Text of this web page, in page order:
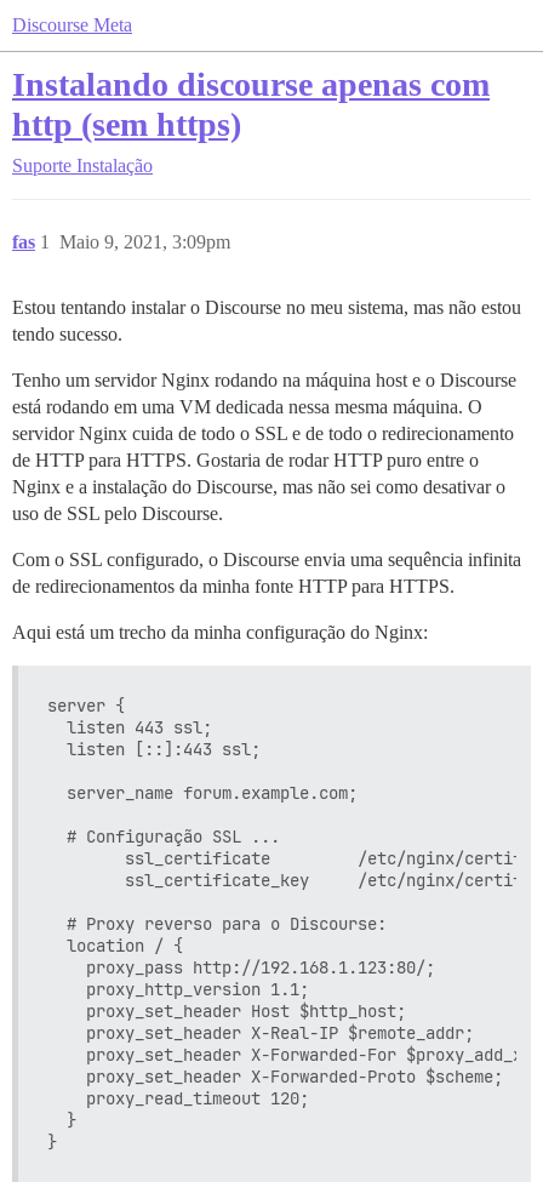
Discourse Meta
Instalando discourse apenas com
http (sem https)
Suporte Instalação
fas Maio 9, 2021, 3:09pm
1
Estou tentando instalar o Discourse no meu sistema, mas não estou
tendo sucesso.
Tenho um servidor Nginx rodando na máquina host e o Discourse
está rodando em uma VM dedicada nessa mesma máquina. O
servidor Nginx cuida de todo o SSL e de todo o redirecionamento
de HTTP para HTTPS. Gostaria de rodar HTTP puro entre o
Nginx e a instalação do Discourse, mas não sei como desativar o
uso de SSL pelo Discourse.
Com o SSL configurado, o Discourse envia uma sequência infinita
de redirecionamentos da minha fonte HTTP para HTTPS.
Aqui está um trecho da minha configuração do Nginx:
server {
  listen 443 ssl;
  listen [::]:443 ssl;
  server_name forum.example.com;
  # Configuração SSL ...
ssl_certificate         /etc/nginx/
ssl_certificate_key     /etc/nginx/
  # Proxy reverso para o Discourse:
  location / {
    proxy_pass http://192.168.1.123:80/;
    proxy_http_version 1.1;
    proxy_set_header Host $http_host;
    proxy_set_header X-Real-IP $remote_addr;
proxy_set_header X-Forwarded-For
    proxy_set_header X-Forwarded-Proto $scheme;
    proxy_read_timeout 120;
  }